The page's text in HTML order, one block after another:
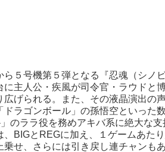
ら５号機第５弾となる『忍魂（シノ
に主人公・疾風が司令官・ラウドと
広げられる。また、その液晶演出の
ドラゴンボール」の孫悟空といった
のララ役を務めアキバ系に絶大な
、BIGとREGに加え、１ゲームあた
乗せ、さらには引き戻し連チャンも